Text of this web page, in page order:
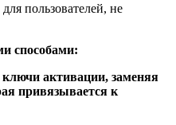
пользователей, не
способами:
активации, заменяя
привязывается к